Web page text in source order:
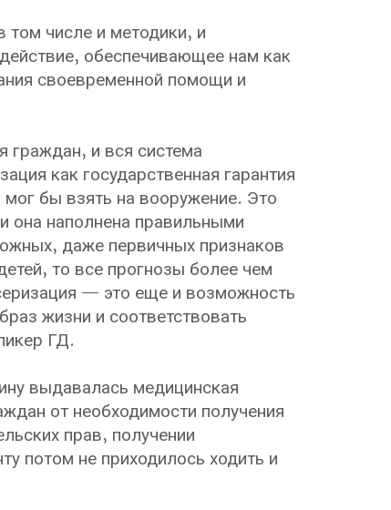
том числе и методики, и
обеспечивающее нам как
своевременной помощи и
граждан, и вся система
как государственная гарантия
мог бы взять на вооружение. Это
она наполнена правильными
даже первичных признаков
то все прогнозы более чем
— это еще и возможность
жизни и соответствовать
ГД.
выдавалась медицинская
от необходимости получения
прав, получении
потом не приходилось ходить и